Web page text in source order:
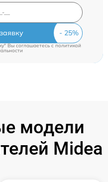
Вы соглашаетесь cполитикой
модели
Midea